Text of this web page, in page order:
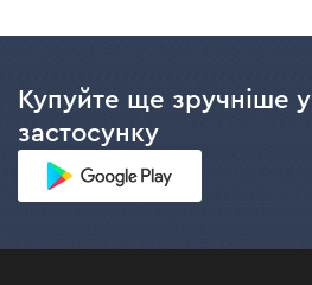
Купуйте ще зручніше у
застосунку